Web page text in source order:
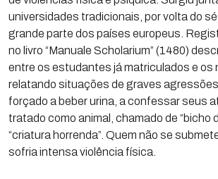
universidades tradicionais, por volta do
grande parte dos países europeus.
no livro “Manuale Scholarium” (1480)
entre os estudantes já matriculados e os
relatando situações de graves
forçado a beber urina, a confessar seus
tratado como animal, chamado de “bicho
“criatura horrenda”. Quem não se
sofria intensa violência física.